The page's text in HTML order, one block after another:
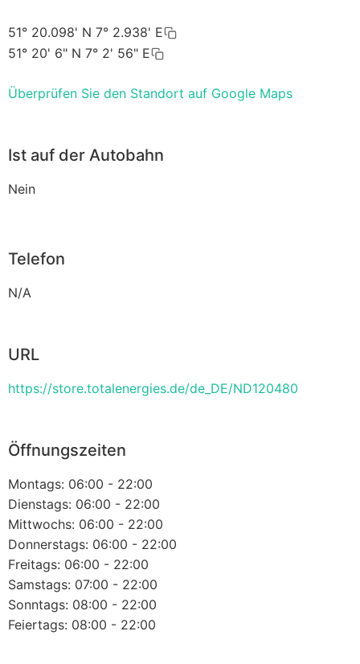
51° 20.098' N 7° 2.938' E
51° 20' 6" N 7° 2' 56" E
Überprüfen Sie den Standort auf Google Maps
Ist auf der Autobahn
Nein
Telefon
N/A
URL
https://store.totalenergies.de/de_DE/ND120480
Öffnungszeiten
Montags: 06:00 - 22:00
Dienstags: 06:00 - 22:00
Mittwochs: 06:00 - 22:00
Donnerstags: 06:00 - 22:00
Freitags: 06:00 - 22:00
Samstags: 07:00 - 22:00
Sonntags: 08:00 - 22:00
Feiertags: 08:00 - 22:00